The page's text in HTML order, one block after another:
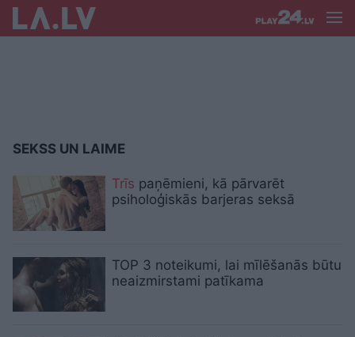
SEKSS UN LAIME
Trīs paņēmieni, kā pārvarēt
psiholoģiskās barjeras seksā
TOP 3 noteikumi, lai mīlēšanās būtu
neaizmirstami patīkama